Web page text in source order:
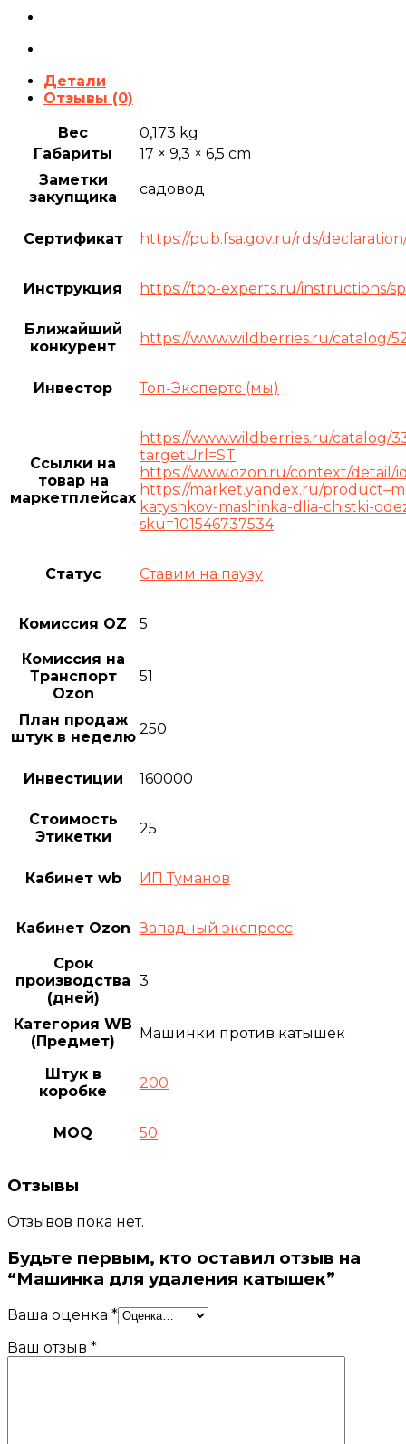
Детали
Отзывы (0)
Вес
0,173 kg
Габариты
17 × 9,3 × 6,5 cm
Заметки
закупщика
садовод
Сертификат https://pub.fsa.gov.ru/rds/
Инструкция https://top-experts.ru/instructions/
Ближайший
конкурент
https://www.wildberries.ru/catalog/
Инвестор Топ-Экспертс (мы)
Ссылки на
товар на
маркетплейсах
https://www.wildberries.ru/catalog/
targetUrl=ST
https://www.ozon.ru/context/detail/
https://market.yandex.ru/
katyshkov-mashinka-dlia-chistki-
sku=101546737534
Статус Ставим на паузу
Комиссия OZ 5
Комиссия на
Транспорт
Ozon
51
План продаж
штук в неделю 250
Инвестиции 160000
Стоимость
Этикетки
25
Кабинет wb ИП Туманов
Кабинет Ozon Западный экспресс
Срок
производства
(дней)
3
Категория WB
(Предмет)
Машинки против катышек
Штук в
коробке
200
MOQ 50
Отзывы
Отзывов пока нет.
Будьте первым, кто оставил отзыв на
“Машинка для удаления катышек”
Ваша оценка *
Ваш отзыв *